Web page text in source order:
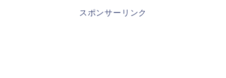
スポンサーリンク